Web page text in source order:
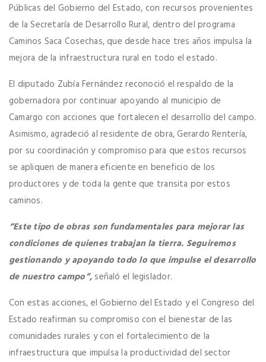
Públicas del Gobierno del Estado, con recursos provenientes
de la Secretaría de Desarrollo Rural, dentro del programa
Caminos Saca Cosechas, que desde hace tres años impulsa la
mejora de la infraestructura rural en todo el estado.
El diputado Zubía Fernández reconoció el respaldo de la
gobernadora por continuar apoyando al municipio de
Camargo con acciones que fortalecen el desarrollo del campo.
Asimismo, agradeció al residente de obra, Gerardo Rentería,
por su coordinación y compromiso para que estos recursos
se apliquen de manera eficiente en beneficio de los
productores y de toda la gente que transita por estos
caminos.
“Este tipo de obras son fundamentales para mejorar las
condiciones de quienes trabajan la tierra. Seguiremos
gestionando y apoyando todo lo que impulse el desarrollo
de nuestro campo”, señaló el legislador.
Con estas acciones, el Gobierno del Estado y el Congreso del
Estado reafirman su compromiso con el bienestar de las
comunidades rurales y con el fortalecimiento de la
infraestructura que impulsa la productividad del sector